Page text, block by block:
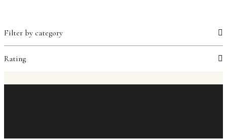
Filter by category
Rating